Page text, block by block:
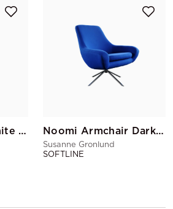
Aiko Armchair White Leather Noomi Armchair Dark Blue
Susanne Gronlund
SOFTLINE